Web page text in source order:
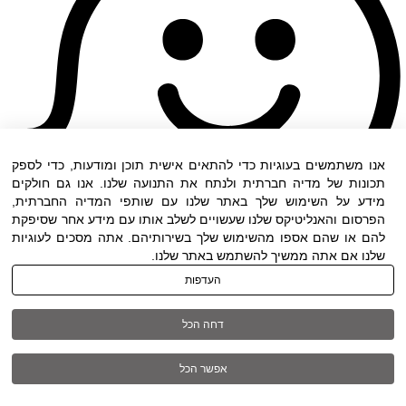
תנאי שימוש הצהרת נגישות
| כל הזכויות שמורות ל
DWO ©
03-6005572
אנו משתמשים בעוגיות כדי להתאים אישית תוכן ומודעות, כדי לספק
תכונות של מדיה חברתית ולנתח את התנועה שלנו. אנו גם חולקים
מידע על השימוש שלך באתר שלנו עם שותפי המדיה החברתית,
הפרסום והאנליטיקס שלנו שעשויים לשלב אותו עם מידע אחר שסיפקת
להם או שהם אספו מהשימוש שלך בשירותיהם. אתה מסכים לעוגיות
שלנו אם אתה ממשיך להשתמש באתר שלנו.
העדפות
דחה הכל
אפשר הכל